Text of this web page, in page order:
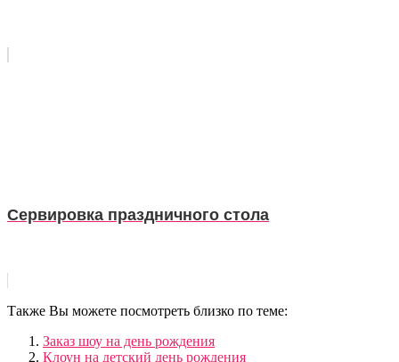
Сервировка праздничного стола
Также Вы можете посмотреть близко по теме:
Заказ шоу на день рождения
Клоун на детский день рождения